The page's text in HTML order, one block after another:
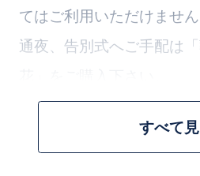
すべて
てはご利用いただけません
通夜、告別式へご手配は
お花のプロが一つ一つ丁